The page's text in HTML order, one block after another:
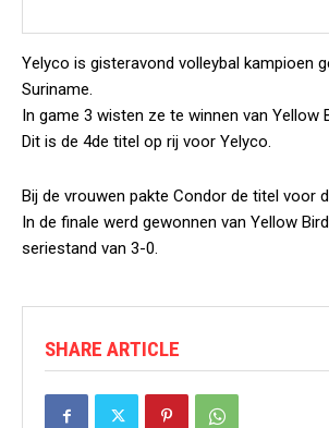
Yelyco is gisteravond volleybal kampioen
Suriname.
In game 3 wisten ze te winnen van Yellow
Dit is de 4de titel op rij voor Yelyco.
Bij de vrouwen pakte Condor de titel voor
In de finale werd gewonnen van Yellow
seriestand van 3-0.
SHARE ARTICLE